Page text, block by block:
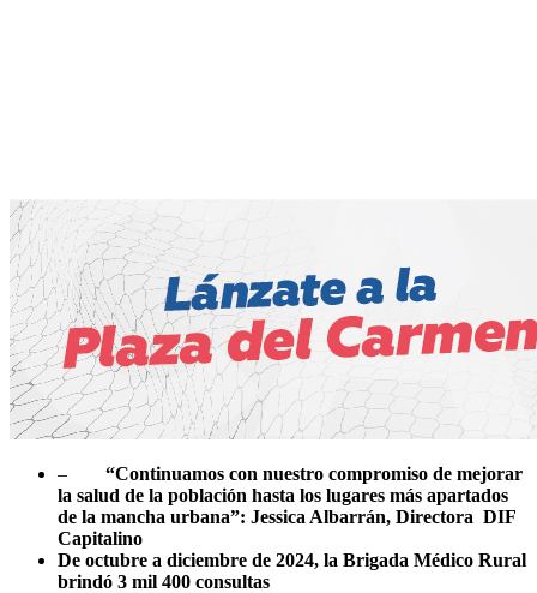
– “Continuamos con nuestro compromiso de mejorar
la salud de la población hasta los lugares más apartados
de la mancha urbana”: Jessica Albarrán, Directora DIF
Capitalino
De octubre a diciembre de 2024, la Brigada Médico Rural
brindó 3 mil 400 consultas